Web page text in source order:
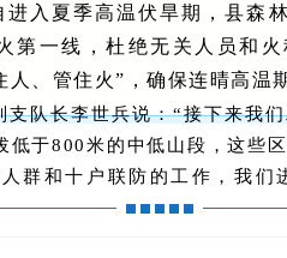
入夏季高温伏旱期，县森
第一线，杜绝无关人员和
、管住火”，确保连晴高温
支队长李世兵说：“接下来我
低于800米的中低山段，这些
群和十户联防的工作，我们